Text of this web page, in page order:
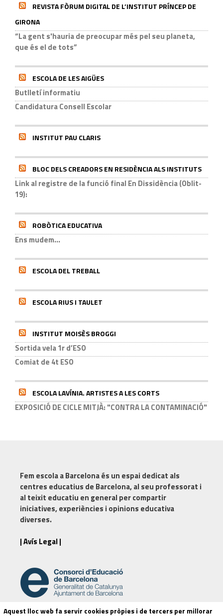
REVISTA FÒRUM DIGITAL DE L’INSTITUT PRÍNCEP DE
GIRONA
“La gent s'hauria de preocupar més pel seu planeta,
que és el de tots”
ESCOLA DE LES AIGÜES
Butlletí informatiu
Candidatura Consell Escolar
INSTITUT PAU CLARIS
BLOC DELS CREADORS EN RESIDÈNCIA ALS INSTITUTS
Link al registre de la funció final En Dissidència (Oblit-
19):
ROBÒTICA EDUCATIVA
Ens mudem...
ESCOLA DEL TREBALL
ESCOLA RIUS I TAULET
INSTITUT MOISÈS BROGGI
Sortida vela 1r d’ESO
Comiat de 4t ESO
ESCOLA LAVÍNIA. ARTISTES A LES CORTS
EXPOSICIÓ DE CICLE MITJÀ: "CONTRA LA CONTAMINACIÓ"
Fem escola a Barcelonaés un espai dedicat als
centres educatius de Barcelona, al seu professorat i
al teixit educatiu en general per compartir
iniciatives, experiències i opinions educativa
diverses.
| Avís Legal |
Aquest lloc web fa servir cookies pròpies i de tercers per millorar